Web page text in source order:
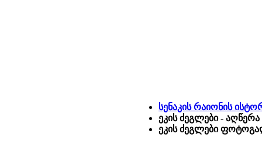
სენაკის რაიონის
ეკის ძეგლები -
ეკის ძეგლები